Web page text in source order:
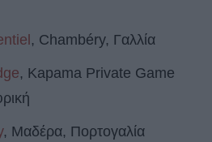
, Chambéry, Γαλλία
, Kapama Private Game
, Μαδέρα, Πορτογαλία